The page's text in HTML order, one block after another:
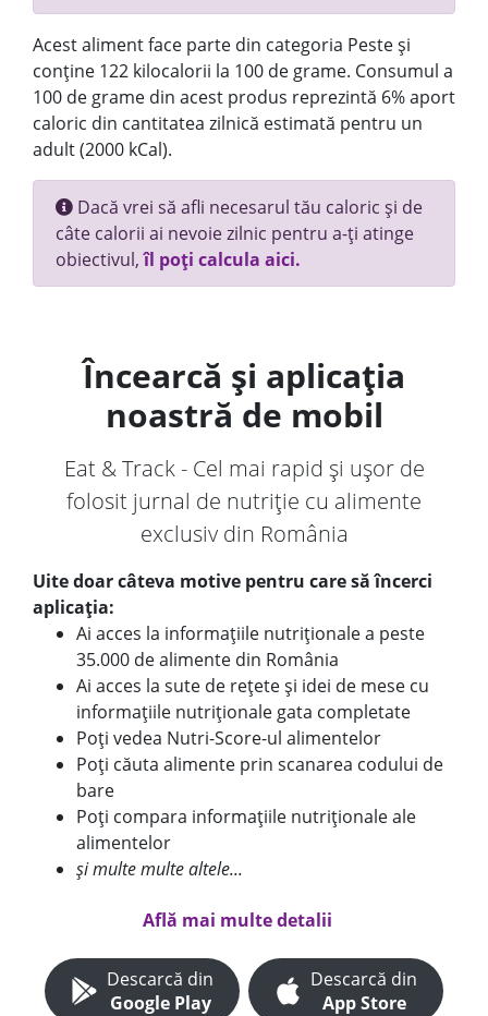
Acest aliment face parte din categoria Peste și
conține 122 kilocalorii la 100 de grame. Consumul a
100 de grame din acest produs reprezintă 6% aport
caloric din cantitatea zilnică estimată pentru un
adult (2000 kCal).
Dacă vrei să afli necesarul tău caloric și de
câte calorii ai nevoie zilnic pentru a-ți atinge
obiectivul,îl poți calcula aici.
Încearcă și aplicația
noastră de mobil
Eat & Track - Cel mai rapid și ușor de
folosit jurnal de nutriție cu alimente
exclusiv din România
Uite doar câteva motive pentru care să încerci
aplicația:
Ai acces la informațiile nutriționale a peste
35.000 de alimente din România
Ai acces la sute de rețete și idei de mese cu
informațiile nutriționale gata completate
Poți vedea Nutri-Score-ul alimentelor
Poți căuta alimente prin scanarea codului de
bare
Poți compara informațiile nutriționale ale
alimentelor
și multe multe altele...
Află mai multe detalii
Descarcă din
Google Play
Descarcă din
App Store